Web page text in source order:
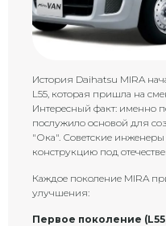
История Daihatsu MIRA
L55, которая пришла на
Интересный факт: именно
послужило основой для
"Ока". Советские
конструкцию под
Каждое поколение MIRA
улучшения:
Первое поколение